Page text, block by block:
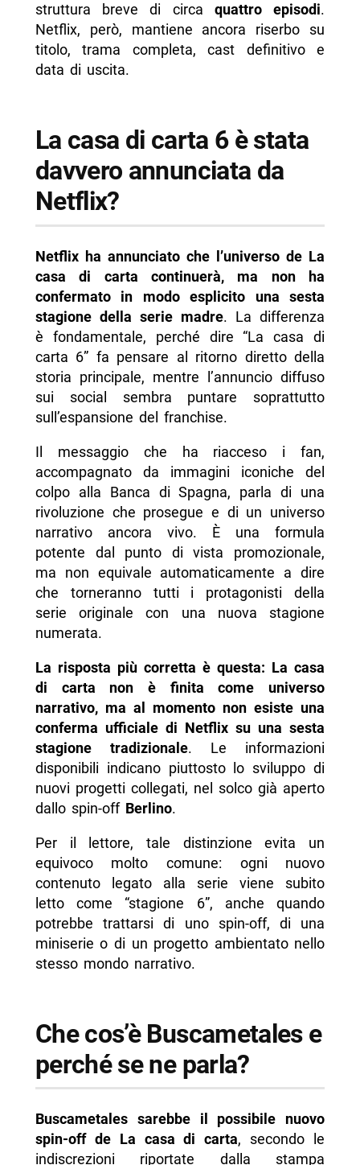
struttura breve di circa quattro episodi.
Netflix, però, mantiene ancora riserbo su
titolo, trama completa, cast definitivo e
data di uscita.
La casa di carta 6 è stata
davvero annunciata da
Netflix?
Netflix ha annunciato che l’universo de La
casa di carta continuerà, ma non ha
confermato in modo esplicito una sesta
stagione della serie madre. La differenza
è fondamentale, perché dire “La casa di
carta 6” fa pensare al ritorno diretto della
storia principale, mentre l’annuncio diffuso
sui social sembra puntare soprattutto
sull’espansione del franchise.
Il messaggio che ha riacceso i fan,
accompagnato da immagini iconiche del
colpo alla Banca di Spagna, parla di una
rivoluzione che prosegue e di un universo
narrativo ancora vivo. È una formula
potente dal punto di vista promozionale,
ma non equivale automaticamente a dire
che torneranno tutti i protagonisti della
serie originale con una nuova stagione
numerata.
La risposta più corretta è questa: La casa
di carta non è finita come universo
narrativo, ma al momento non esiste una
conferma ufficiale di Netflix su una sesta
stagione tradizionale. Le informazioni
disponibili indicano piuttosto lo sviluppo di
nuovi progetti collegati, nel solco già aperto
dallo spin-off Berlino.
Per il lettore, tale distinzione evita un
equivoco molto comune: ogni nuovo
contenuto legato alla serie viene subito
letto come “stagione 6”, anche quando
potrebbe trattarsi di uno spin-off, di una
miniserie o di un progetto ambientato nello
stesso mondo narrativo.
Che cos’è Buscametales e
perché se ne parla?
Buscametales sarebbe il possibile nuovo
spin-off de La casa di carta, secondo le
indiscrezioni riportate dalla stampa